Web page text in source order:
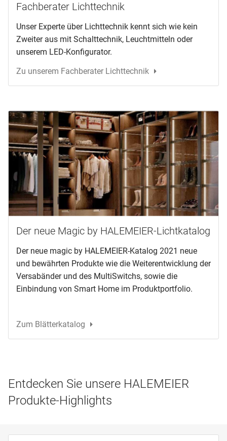
Fachberater Lichttechnik
Unser Experte über Lichttechnik kennt sich wie kein
Zweiter aus mit Schalttechnik, Leuchtmitteln oder
unserem LED-Konfigurator.
Zu unserem Fachberater Lichttechnik
Der neue Magic by HALEMEIER-Lichtkatalog
Der neue magic by HALEMEIER-Katalog 2021 neue
und bewährten Produkte wie die Weiterentwicklung der
Versabänder und des MultiSwitchs, sowie die
Einbindung von Smart Home im Produktportfolio.
Zum Blätterkatalog
Entdecken Sie unsere HALEMEIER
Produkte-Highlights